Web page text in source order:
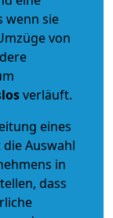
wenn sie
von
verläuft.
eines
Auswahl
in
dass